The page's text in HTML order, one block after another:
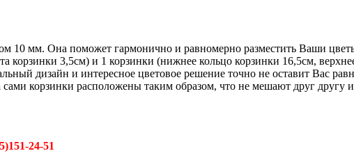
10 мм. Она поможет гармонично и равномерно разместить Ваши
корзинки 3,5см) и 1 корзинки (нижнее кольцо корзинки 16,5см,
дизайн и интересное цветовое решение точно не оставит Вас
корзинки расположены таким образом, что не мешают друг другу и
24-51